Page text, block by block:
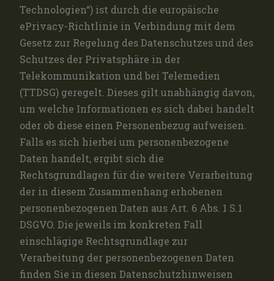
Technologien“) ist durch die europäische
ePrivacy-Richtlinie in Verbindung mit dem
Gesetz zur Regelung des Datenschutzes und des
Schutzes der Privatsphäre in der
Telekommunikation und bei Telemedien
(TTDSG) geregelt. Dieses gilt unabhängig davon,
um welche Informationen es sich dabei handelt
oder ob diese einen Personenbezug aufweisen.
Falls es sich hierbei um personenbezogene
Daten handelt, ergibt sich die
Rechtsgrundlagen für die weitere Verarbeitung
der in diesem Zusammenhang erhobenen
personenbezogenen Daten aus Art. 6 Abs. 1 S.1
DSGVO. Die jeweils im konkreten Fall
einschlägige Rechtsgrundlage zur
Verarbeitung der personenbezogenen Daten
finden Sie in diesen Datenschutzhinweisen